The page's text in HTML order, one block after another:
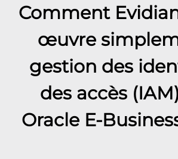
Comment
œuvre
gestion des
des accès
Oracle E-